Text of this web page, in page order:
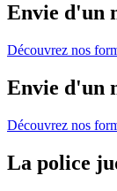
Envie d'un
Découvrez nos
Envie d'un
Découvrez nos
La police